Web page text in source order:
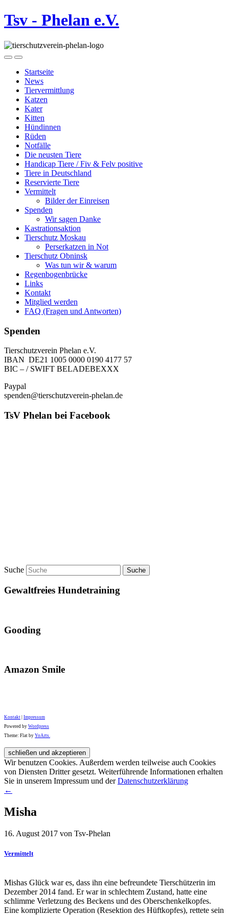
Tsv - Phelan e.V.
Startseite
News
Tiervermittlung
Katzen
Kater
Kitten
Hündinnen
Rüden
Notfälle
Die neusten Tiere
Handicap Tiere / Fiv & Felv positive
Tiere in Deutschland
Reservierte Tiere
Vermittelt
Bilder der Einreisen
Spenden
Wir sagen Danke
Kastrationsaktion
Tierschutz Moskau
Perserkatzen in Not
Tierschutz Obninsk
Was tun wir & warum
Regenbogenbrücke
Links
Kontakt
Mitglied werden
FAQ (Fragen und Antworten)
Spenden
Tierschutzverein Phelan e.V.
IBAN DE21 1005 0000 0190 4177 57
BIC – / SWIFT BELADEBEXXX
Paypal
spenden@tierschutzverein-phelan.de
TsV Phelan bei Facebook
Suche
Gewaltfreies Hundetraining
Gooding
Amazon Smile
Kontakt Impressum
Powered by Wordpress
Theme: Flat by YoArts.
Wir benutzen Cookies. Außerdem werden teilweise auch Cookies
von Diensten Dritter gesetzt. Weiterführende Informationen erhalten
Sie in unserem Impressum und derDatenschutzerklärung
←
Misha
16. August 2017 von Tsv-Phelan
Vermittelt
Mishas Glück war es, dass ihn eine befreundete Tierschützerin im
Dezember 2014 fand. Er war in schlechtem Zustand, hatte eine
schlimme Verletzung des Beckens und des Oberschenkelkopfes.
Eine komplizierte Operation (Resektion des Hüftkopfes), rettete sein